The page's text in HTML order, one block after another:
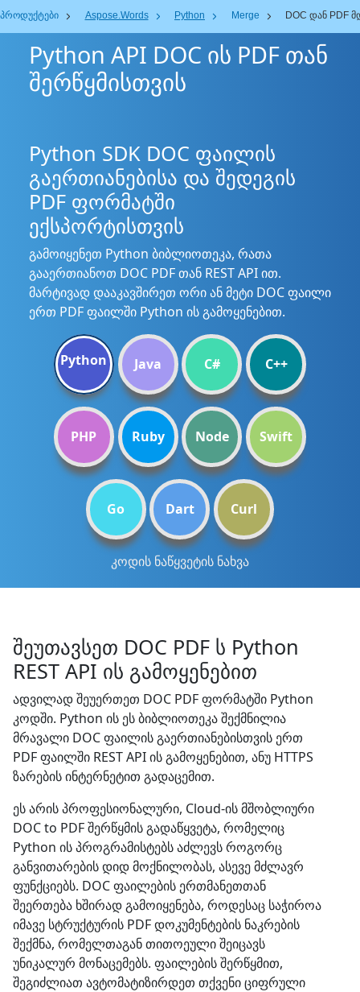
პროდუქტები Aspose.Words Python Merge DOC დან PDF
Python API DOC ის PDF თან
შერწყმისთვის
Python SDK DOC ფაილის
გაერთიანებისა და შედეგის
PDF ფორმატში
ექსპორტისთვის
გამოიყენეთ Python ბიბლიოთეკა, რათა
გააერთიანოთ DOC PDF თან REST API ით.
მარტივად დააკავშირეთ ორი ან მეტი DOC ფაილი
ერთ PDF ფაილში Python ის გამოყენებით.
Python Java C# C++
PHP Ruby Node Swift
Go Dart Curl
კოდის ნაწყვეტის ნახვა
შეუთავსეთ DOC PDF ს Python
REST API ის გამოყენებით
ადვილად შეუერთეთ DOC PDF ფორმატში Python
კოდში. Python ის ეს ბიბლიოთეკა შექმნილია
მრავალი DOC ფაილის გაერთიანებისთვის ერთ
PDF ფაილში REST API ის გამოყენებით, ანუ HTTPS
ზარების ინტერნეტით გადაცემით.
ეს არის პროფესიონალური, Cloud-ის მშობლიური
DOC to PDF შერწყმის გადაწყვეტა, რომელიც
Python ის პროგრამისტებს აძლევს როგორც
განვითარების დიდ მოქნილობას, ასევე მძლავრ
ფუნქციებს. DOC ფაილების ერთმანეთთან
შეერთება ხშირად გამოიყენება, როდესაც საჭიროა
იმავე სტრუქტურის PDF დოკუმენტების ნაკრების
შექმნა, რომელთაგან თითოეული შეიცავს
უნიკალურ მონაცემებს. ფაილების შერწყმით,
შეგიძლიათ ავტომატიზირდეთ თქვენი ციფრული